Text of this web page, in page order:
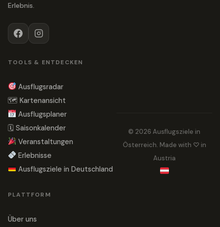
Erlebnis.
TOOLS & ENTDECKEN
Ausflugsradar
🗺 Kartenansicht
Ausflugsplaner
🗓 Saisonkalender
Veranstaltungen
Erlebnisse
Ausflugsziele in Deutschland
PLATTFORM
Über uns
© 2026 Ausflugsziele in
Österreich. Made with ♡ in
Austria